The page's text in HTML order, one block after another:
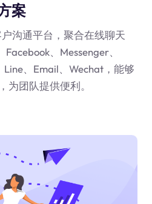
案
沟通平台，聚合在线聊天
、Messenger、
、Email、Wechat，能够
为团队提供便利。